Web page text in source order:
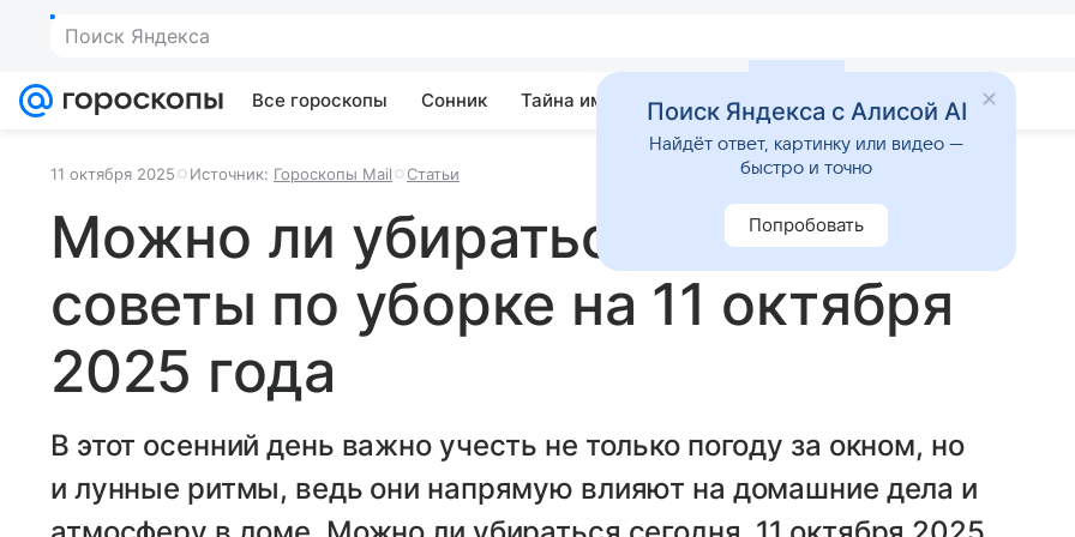
Все гороскопы Сонник Тайна имени Гадания Приметы
11 октября 2025 Источник: Гороскопы Mail Статьи
Можно ли убираться сегодня:
советы по уборке на 11 октября
2025 года
В этот осенний день важно учесть не только погоду за окном, но
и лунные ритмы, ведь они напрямую влияют на домашние дела и
Поиск Яндекса с Алисой AI
Найдёт ответ, картинку или видео —
быстро и точно
Попробовать